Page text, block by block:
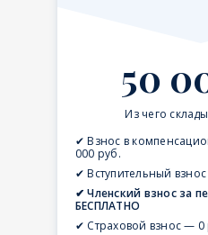
50
Из чего
✔ Взнос в
000 руб.
✔ Вступительный
✔ Членский взнос за
БЕСПЛАТНО
✔ Страховой взнос — 0